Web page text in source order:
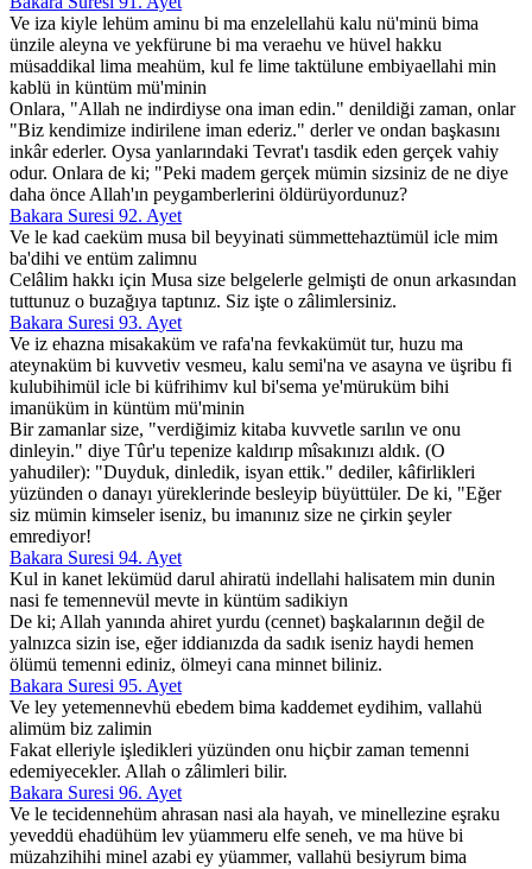
Ve iza kiyle lehüm aminu bi ma enzelellahü kalu nü'minü bima
ünzile aleyna ve yekfürune bi ma veraehu ve hüvel hakku
müsaddikal lima meahüm, kul fe lime taktülune embiyaellahi min
kablü in küntüm mü'minin
Onlara, "Allah ne indirdiyse ona iman edin." denildiği zaman, onlar
"Biz kendimize indirilene iman ederiz." derler ve ondan başkasını
inkâr ederler. Oysa yanlarındaki Tevrat'ı tasdik eden gerçek vahiy
odur. Onlara de ki; "Peki madem gerçek mümin sizsiniz de ne diye
daha önce Allah'ın peygamberlerini öldürüyordunuz?
Bakara Suresi 92. Ayet
Ve le kad caeküm musa bil beyyinati sümmettehaztümül icle mim
ba'dihi ve entüm zalimnu
Celâlim hakkı için Musa size belgelerle gelmişti de onun arkasından
tuttunuz o buzağıya taptınız. Siz işte o zâlimlersiniz.
Bakara Suresi 93. Ayet
Ve iz ehazna misakaküm ve rafa'na fevkakümüt tur, huzu ma
ateynaküm bi kuvvetiv vesmeu, kalu semi'na ve asayna ve üşribu fi
kulubihimül icle bi küfrihimv kul bi'sema ye'müruküm bihi
imanüküm in küntüm mü'minin
Bir zamanlar size, "verdiğimiz kitaba kuvvetle sarılın ve onu
dinleyin." diye Tûr'u tepenize kaldırıp mîsakınızı aldık. (O
yahudiler): "Duyduk, dinledik, isyan ettik." dediler, kâfirlikleri
yüzünden o danayı yüreklerinde besleyip büyüttüler. De ki, "Eğer
siz mümin kimseler iseniz, bu imanınız size ne çirkin şeyler
emrediyor!
Bakara Suresi 94. Ayet
Kul in kanet lekümüd darul ahiratü indellahi halisatem min dunin
nasi fe temennevül mevte in küntüm sadikiyn
De ki; Allah yanında ahiret yurdu (cennet) başkalarının değil de
yalnızca sizin ise, eğer iddianızda da sadık iseniz haydi hemen
ölümü temenni ediniz, ölmeyi cana minnet biliniz.
Bakara Suresi 95. Ayet
Ve ley yetemennevhü ebedem bima kaddemet eydihim, vallahü
alimüm biz zalimin
Fakat elleriyle işledikleri yüzünden onu hiçbir zaman temenni
edemiyecekler. Allah o zâlimleri bilir.
Bakara Suresi 96. Ayet
Ve le tecidennehüm ahrasan nasi ala hayah, ve minellezine eşraku
yeveddü ehadühüm lev yüammeru elfe seneh, ve ma hüve bi
müzahzihihi minel azabi ey yüammer, vallahü besiyrum bima